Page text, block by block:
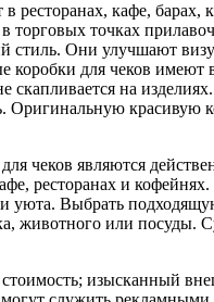
кафе, барах,
торговых точках
Они улучшают
для чеков имеют
на
Оригинальную красивую
чеков являются
ресторанах и кофейнях.
и уюта. Выбрать
животного или
изысканный